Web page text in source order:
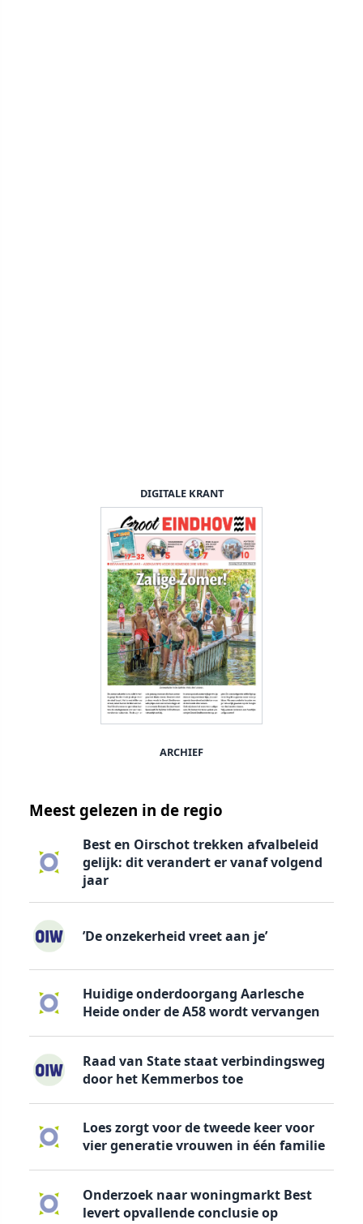
DIGITALE KRANT
ARCHIEF
Meest gelezen in de regio
Best en Oirschot trekken afvalbeleid
gelijk: dit verandert er vanaf volgend
jaar
’De onzekerheid vreet aan je’
Huidige onderdoorgang Aarlesche
Heide onder de A58 wordt vervangen
Raad van State staat verbindingsweg
door het Kemmerbos toe
Loes zorgt voor de tweede keer voor
vier generatie vrouwen in één familie
Onderzoek naar woningmarkt Best
levert opvallende conclusie op